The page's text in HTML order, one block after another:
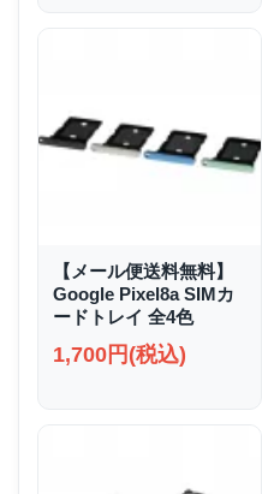
【メール便送料無料】
Google Pixel8a SIMカ
ードトレイ 全4色
1,700円(税込)